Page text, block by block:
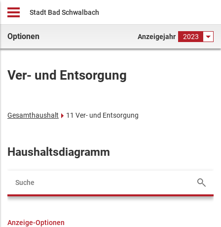
Stadt Bad Schwalbach
Optionen Anzeigejahr 2023
Ver- und Entsorgung
Gesamthaushalt 11 Ver- und Entsorgung
Haushaltsdiagramm
Anzeige-Optionen